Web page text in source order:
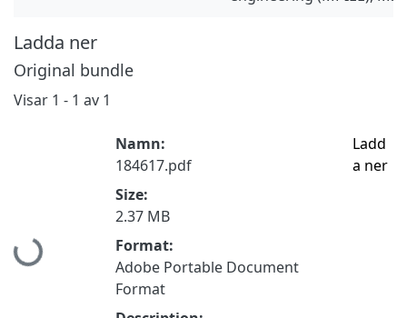
Ladda ner
Original bundle
Visar 1 - 1 av 1
Hämtar...
Namn:
184617.pdf
Size:
2.37 MB
Format:
Adobe Portable Document
Format
Ladd
a ner